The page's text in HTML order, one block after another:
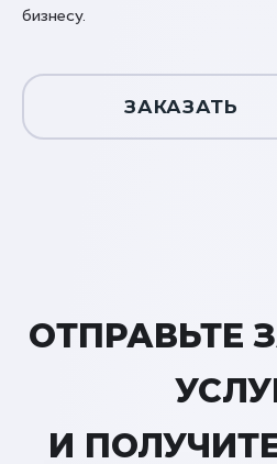
бизнесу.
ЗАКАЗАТЬ
ОТПРАВЬТЕ
И